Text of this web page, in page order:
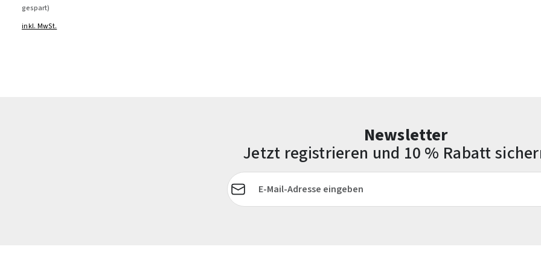
gespart)
inkl. MwSt.
Newsletter
Jetzt registrieren und 10 % Rabatt
E-Mail-Adresse*